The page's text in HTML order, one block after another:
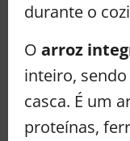
durante o
O arroz
inteiro,
casca. É um
proteínas,